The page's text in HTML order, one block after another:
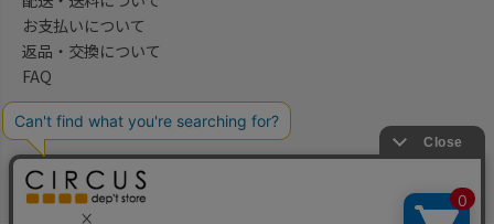
会社概要/お問合せ先
お支払いについて
返品・交換について
FAQ
法律に基づく表示 プライバシーポリシー